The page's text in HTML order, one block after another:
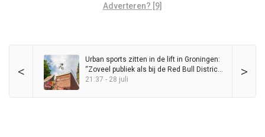
Adverteren? [9]
< >
Urban sports zitten in de lift in Groningen:
“Zoveel publiek als bij de Red Bull District
Ride heb ik nog nooit op de Grote Markt
21:37 - 28 juli